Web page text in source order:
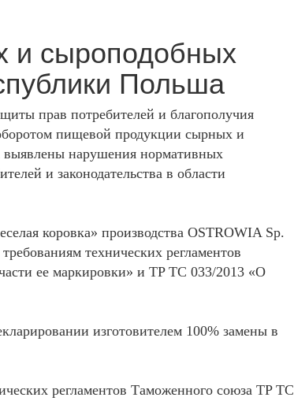
и сыроподобных
Польша
прав потребителей и благополучия
пищевой продукции сырных и
выявлены нарушения нормативных
и законодательства в области
коровка» производства OSTROWIA Sp.
технических регламентов
ее маркировки» и TP ТС 033/2013 «О
изготовителем 100% замены в
регламентов Таможенного союза TP ТС